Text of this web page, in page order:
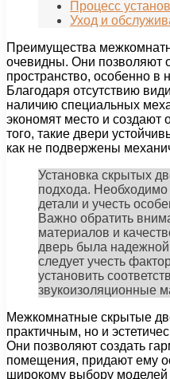
Процесс
Уход и
Преимущества
очевидны. Они позволяют
пространство, особенно
Благодаря отсутствию
наличию специальных
экономят место и
того, такие двери
как не подвержены
Установка скрытых
подхода.
детали и учесть
Важно обратить
материалов и
дверь была
следует учесть
установить
звукоизоляционные
Межкомнатные скрытые
практичным, но и
Они позволяют создать
помещения, придают ему
широкому выбору моделей